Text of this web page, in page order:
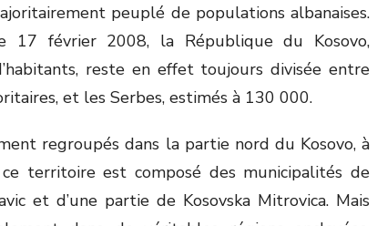
peuplé de populations albanaises.
17 février 2008, la République du Kosovo,
reste en effet toujours divisée entre
et les Serbes, estimés à 130 000.
regroupés dans la partie nord du Kosovo, à
territoire est composé des municipalités de
et d’une partie de Kosovska Mitrovica. Mais